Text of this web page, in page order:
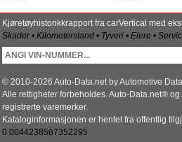
Kjøretøyhistorikkrapport fra carVertical med
Skader • Kilometerstand • Tyveri • Eiere •
© 2010-2026 Auto-Data.net by Automotive Data
Alle rettigheter forbeholdes. Auto-Data.net®
registrerte varemerker.
Kataloginformasjonen er hentet fra offentlig
0.0044238567352295